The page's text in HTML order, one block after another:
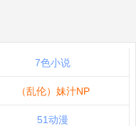
7色小说
（乱伦）妹汁NP
51动漫